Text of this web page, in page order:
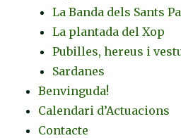
La Banda dels Sants
La plantada del Xop
Pubilles, hereus i
Sardanes
Benvinguda!
Calendari d’Actuacions
Contacte